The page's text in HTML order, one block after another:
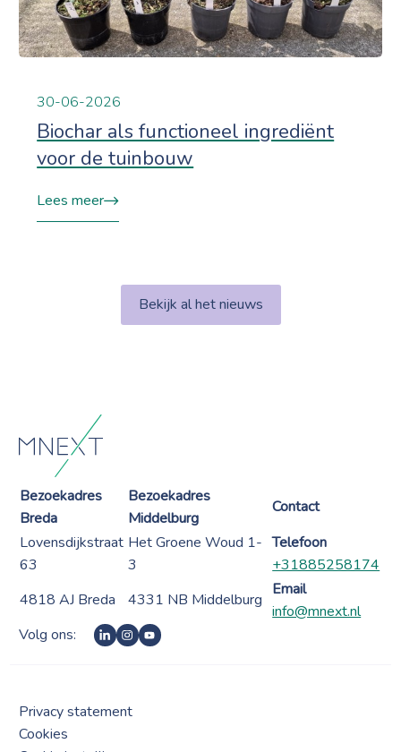
30-06-2026
Biochar als functioneel ingrediënt
voor de tuinbouw
Lees meer
Bekijk al het nieuws
Bezoekadres
Breda
Bezoekadres
Middelburg
Contact
Lovensdijkstraat
63
Het Groene Woud 1-
3
Telefoon
+31885258174
4818 AJ Breda
4331 NB Middelburg
Email
info@mnext.nl
Volg ons:
Privacy statement
Cookies